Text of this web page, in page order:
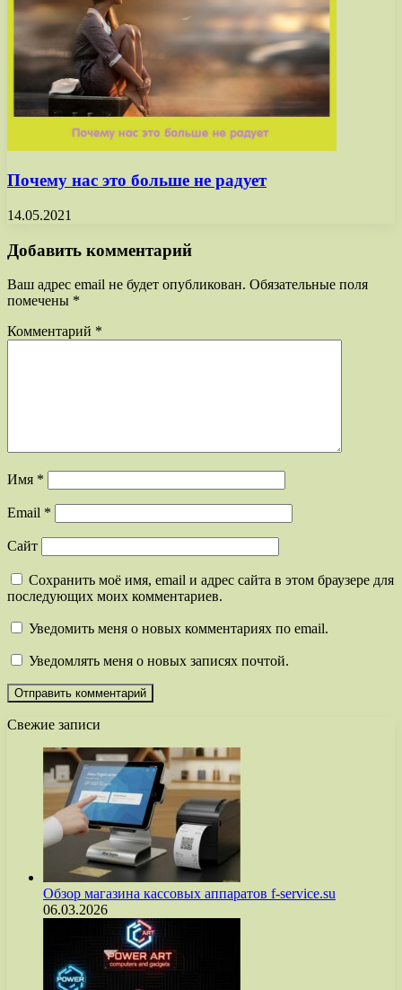
Почему нас это больше не радует
14.05.2021
Добавить комментарий
Ваш адрес email не будет опубликован. Обязательные поля
помечены *
Комментарий *
Имя *
Email *
Сайт
Сохранить моё имя, email и адрес сайта в этом браузере для
последующих моих комментариев.
Уведомить меня о новых комментариях по email.
Уведомлять меня о новых записях почтой.
Свежие записи
Обзор магазина кассовых аппаратов f-service.su
06.03.2026